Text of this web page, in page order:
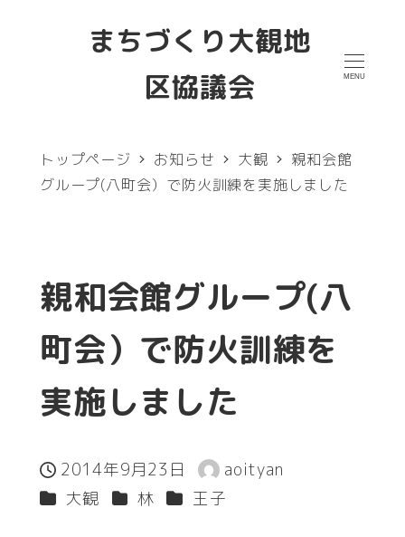
まちづくり大観地
区協議会
MENU
トップページ お知らせ 大観
親和会館
グループ(八町会）で防火訓練を実施しました
親和会館グループ(八
町会）で防火訓練を
実施しました
投稿日
2014年9月23日
著
者
aoityan
カテゴリー
大観 カテゴリー
林 カテゴリー
王子